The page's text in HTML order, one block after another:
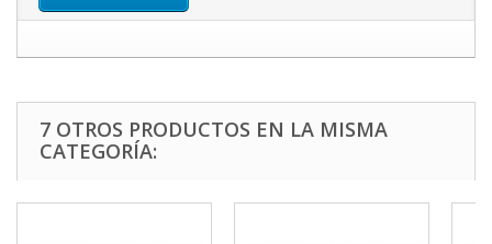
7 OTROS PRODUCTOS EN LA MISMA
CATEGORÍA: